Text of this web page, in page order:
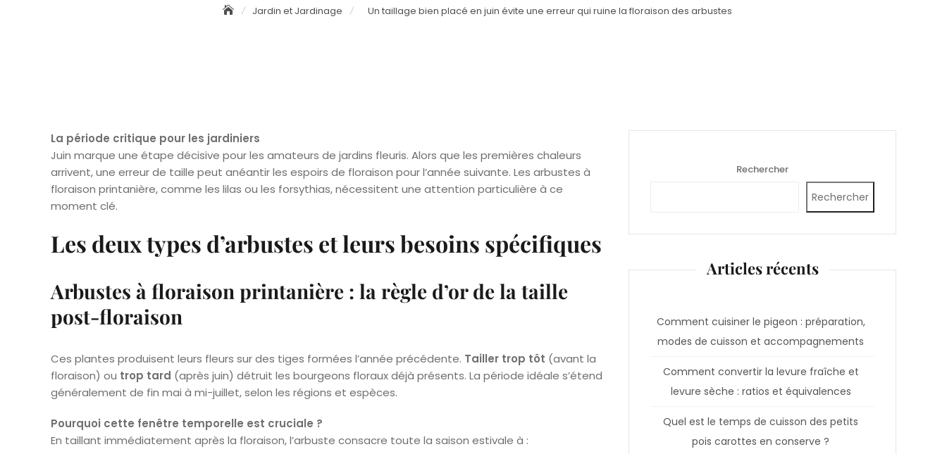
Jardin et Jardinage Un taillage bien placé en juin évite une erreur qui ruine la floraison des arbustes
La période critique pour les jardiniers
Juin marque une étape décisive pour les amateurs de jardins fleuris. Alors que les premières chaleurs
arrivent, une erreur de taille peut anéantir les espoirs de floraison pour l’année suivante. Les arbustes à
floraison printanière, comme les lilas ou les forsythias, nécessitent une attention particulière à ce
moment clé.
Les deux types d’arbustes et leurs besoins spécifiques
Arbustes à floraison printanière : la règle d’or de la taille
post-floraison
Ces plantes produisent leurs fleurs sur des tiges formées l’année précédente. Tailler trop tôt (avant la
floraison) ou trop tard (après juin) détruit les bourgeons floraux déjà présents. La période idéale s’étend
généralement de fin mai à mi-juillet, selon les régions et espèces.
Pourquoi cette fenêtre temporelle est cruciale ?
En taillant immédiatement après la floraison, l’arbuste consacre toute la saison estivale à :
Rechercher
Rechercher
Articles récents
Comment cuisiner le pigeon : préparation,
modes de cuisson et accompagnements
Comment convertir la levure fraîche et
levure sèche : ratios et équivalences
Quel est le temps de cuisson des petits
pois carottes en conserve ?